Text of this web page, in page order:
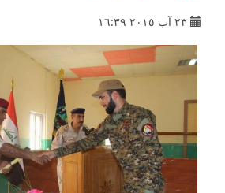
٢٣ آب ٢٠١٥ ١٦:٣٩